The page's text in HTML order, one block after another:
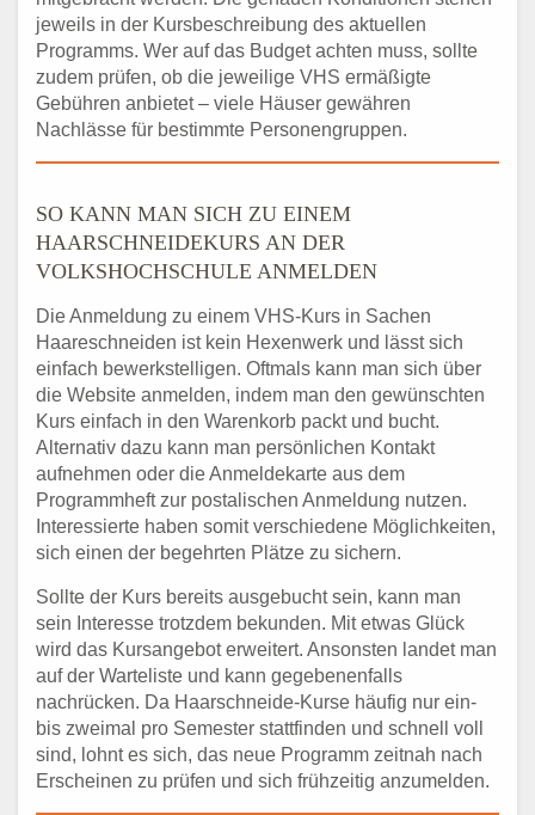
jeweils in der Kursbeschreibung des aktuellen
Programms. Wer auf das Budget achten muss, sollte
zudem prüfen, ob die jeweilige VHS ermäßigte
Gebühren anbietet – viele Häuser gewähren
Nachlässe für bestimmte Personengruppen.
SO KANN MAN SICH ZU EINEM
HAARSCHNEIDEKURS AN DER
VOLKSHOCHSCHULE ANMELDEN
Die Anmeldung zu einem VHS-Kurs in Sachen
Haareschneiden ist kein Hexenwerk und lässt sich
einfach bewerkstelligen. Oftmals kann man sich über
die Website anmelden, indem man den gewünschten
Kurs einfach in den Warenkorb packt und bucht.
Alternativ dazu kann man persönlichen Kontakt
aufnehmen oder die Anmeldekarte aus dem
Programmheft zur postalischen Anmeldung nutzen.
Interessierte haben somit verschiedene Möglichkeiten,
sich einen der begehrten Plätze zu sichern.
Sollte der Kurs bereits ausgebucht sein, kann man
sein Interesse trotzdem bekunden. Mit etwas Glück
wird das Kursangebot erweitert. Ansonsten landet man
auf der Warteliste und kann gegebenenfalls
nachrücken. Da Haarschneide-Kurse häufig nur ein-
bis zweimal pro Semester stattfinden und schnell voll
sind, lohnt es sich, das neue Programm zeitnah nach
Erscheinen zu prüfen und sich frühzeitig anzumelden.